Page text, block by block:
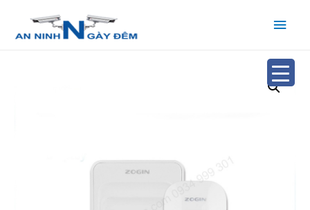
Main